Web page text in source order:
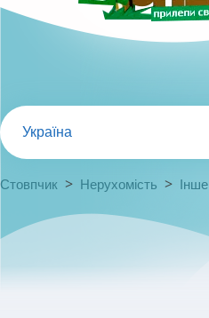
Україна
Стовпчик > Нерухомість > Інше